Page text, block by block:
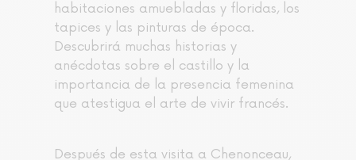
habitaciones amuebladas y floridas, los
tapices y las pinturas de época.
Descubrirá muchas historias y
anécdotas sobre el castillo y la
importancia de la presencia femenina
que atestigua el arte de vivir francés.
Después de esta visita a Chenonceau,